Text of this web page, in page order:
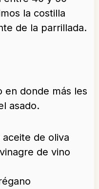
la costilla
de la parrillada.
en donde más les
asado.
aceite de oliva
de vino